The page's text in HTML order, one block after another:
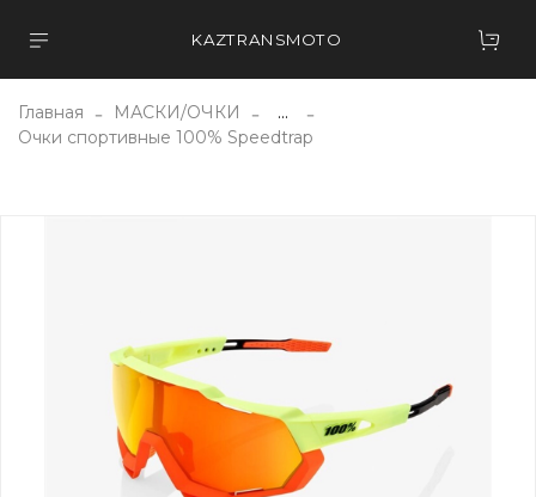
KAZTRANSMOTO
Главная МАСКИ/ОЧКИ
...
Очки спортивные 100% Speedtrap